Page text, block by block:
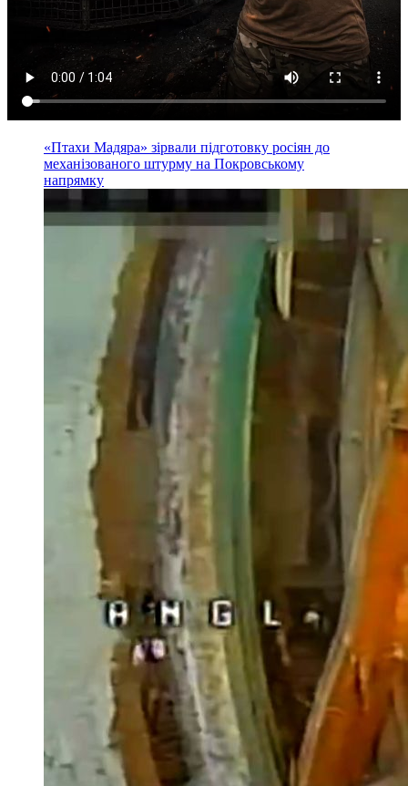
«Птахи Мадяра» зірвали підготовку росіян до
механізованого штурму на Покровському
напрямку